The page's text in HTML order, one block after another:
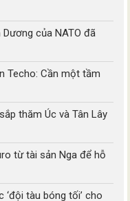
của NATO đã
Techo: Cần một tầm
thăm Úc và Tân Lây
từ tài sản Nga để hỗ
tàu bóng tối’ cho